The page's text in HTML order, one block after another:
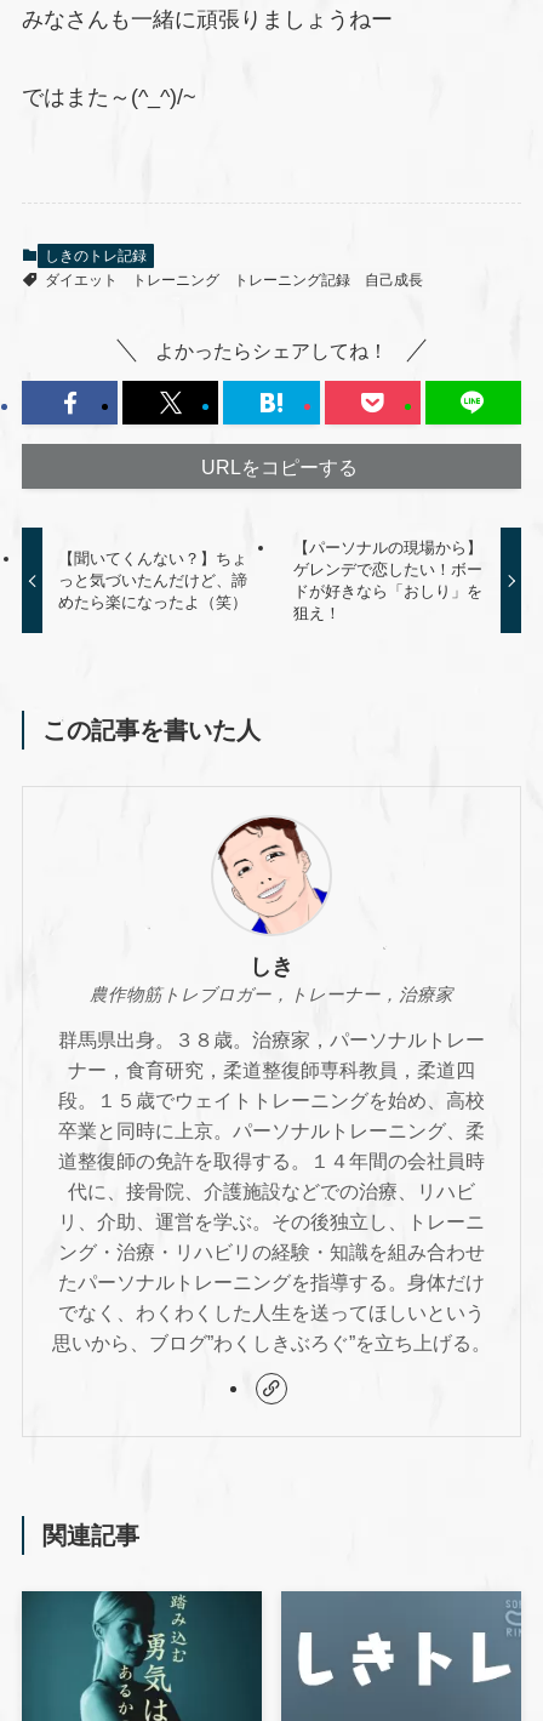
みなさんも一緒に頑張りましょうねー
ではまた～(^_^)/~
しきのトレ記録
ダイエット
トレーニング トレーニング記録 自己成長
よかったらシェアしてね！
URLをコピーする
【聞いてくんない？】ちょ
っと気づいたんだけど、諦
めたら楽になったよ（笑）
【パーソナルの現場から】
ゲレンデで恋したい！ボー
ドが好きなら「おしり」を
狙え！
この記事を書いた人
しき
農作物筋トレブロガー，トレーナー，治療家
群馬県出身。３８歳。治療家，パーソナルトレー
ナー，食育研究，柔道整復師専科教員，柔道四
段。１５歳でウェイトトレーニングを始め、高校
卒業と同時に上京。パーソナルトレーニング、柔
道整復師の免許を取得する。１４年間の会社員時
代に、接骨院、介護施設などでの治療、リハビ
リ、介助、運営を学ぶ。その後独立し、トレーニ
ング・治療・リハビリの経験・知識を組み合わせ
たパーソナルトレーニングを指導する。身体だけ
でなく、わくわくした人生を送ってほしいという
思いから、ブログ”わくしきぶろぐ”を立ち上げる。
関連記事